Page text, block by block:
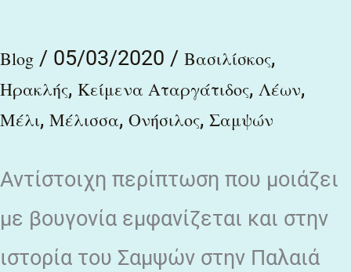
Blog / 05/03/2020 / Βασιλίσκος,
Ηρακλής, Κείμενα Αταργάτιδος, Λέων,
Μέλι, Μέλισσα, Ονήσιλος, Σαμψών
Αντίστοιχη περίπτωση που μοιάζει
με βουγονία εμφανίζεται και στην
ιστορία του Σαμψών στην Παλαιά
ἰσχυρότερον
λέοντος;